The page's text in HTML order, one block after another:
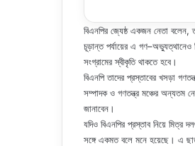
বিএনপির জ্যেষ্ঠ একজন নেতা বলেন,
চূড়ান্ত পর্যায়ের এ
সংগ্রামের স্বীকৃতি থাকতে হবে।
বিএনপি তাদের প্রস্তাবের খসড়া
সম্পাদক ও গণতন্ত্র মঞ্চের অন্যতম
জানাবেন।
যদিও বিএনপির প্রস্তাব নিয়ে
সঙ্গে একমত বলে মনে হয়েছে। এ